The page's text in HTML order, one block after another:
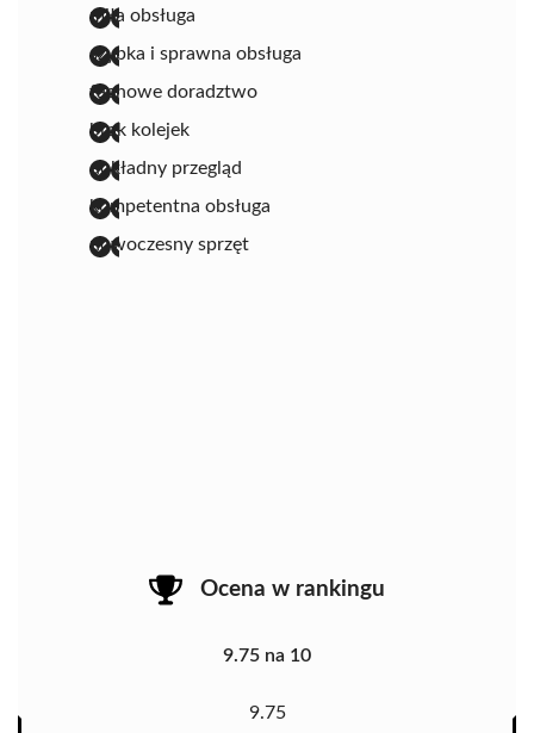
miła obsługa
szybka i sprawna obsługa
fachowe doradztwo
brak kolejek
dokładny przegląd
kompetentna obsługa
nowoczesny sprzęt
Ocena w rankingu
9.75 na 10
9.75